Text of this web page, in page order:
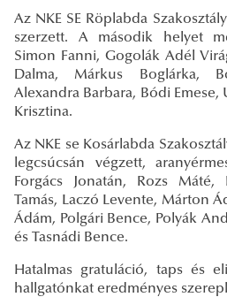
Az NKE SE Röplabda
szerzett. A második helyet
Simon Fanni, Gogolák Adél
Dalma, Márkus Boglárka,
Alexandra Barbara, Bódi Emese,
Krisztina.
Az NKE se Kosárlabda
legcsúcsán végzett,
Forgács Jonatán, Rozs Máté,
Tamás, Laczó Levente, Márton
Ádám, Polgári Bence, Polyák
és Tasnádi Bence.
Hatalmas gratuláció, taps és
hallgatónkat eredményes